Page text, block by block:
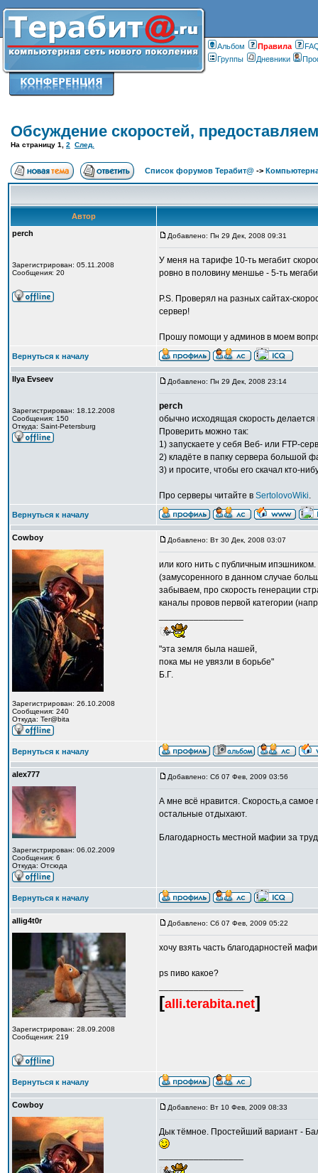
Альбом Правилa
Группы
Дневники
Обсуждение скоростей,
На страницу 1 2 След.
Список форумов Терабит@ ->
Автор
perch
Зарегистрирован: 05.11.2008
Сообщения: 20
Добавлено: Пн 29 Дек, 2008 09:31
У меня на тарифе 10-ть мегабит
ровно в половину меншье - 5-ть
P.S. Проверял на разных сайтах-
сервер!
Прошу помощи у админов в моем
Вернуться к началу
Ilya Evseev
Зарегистрирован: 18.12.2008
Сообщения: 150
Откуда: Saint-Petersburg
Добавлено: Пн 29 Дек, 2008 23:14
perch
обычно исходящая скорость
Проверить можно так:
1) запускаете у себя Веб- или FTP-
2) кладёте в папку сервера большой
3) и просите, чтобы его скачал кто-
Про серверы читайте в SertolovoWiki.
Вернуться к началу
Cowboy
Зарегистрирован: 26.10.2008
Сообщения: 240
Откуда: Ter@bita
Добавлено: Вт 30 Дек, 2008 03:07
или кого нить с публичным
(замусоренного в данном случае
забываем, про скорость генерации
каналы провов первой категории
"эта земля была нашей,
пока мы не увязли в борьбе"
Б.Г.
Вернуться к началу
alex777
Зарегистрирован: 06.02.2009
Сообщения: 6
Откуда: Отсюда
Добавлено: Сб 07 Фев, 2009 03:56
А мне всё нравится. Скорость,а самое
остальные отдыхают.
Благодарность местной мафии за
Вернуться к началу
allig4t0r
Зарегистрирован: 28.09.2008
Сообщения: 219
Добавлено: Сб 07 Фев, 2009 05:22
хочу взять часть благодарностей
ps пиво какое?
[alli.terabita.net]
Вернуться к началу
Cowboy Добавлено: Вт 10 Фев, 2009 08:33
Дык тёмное. Простейший вариант -